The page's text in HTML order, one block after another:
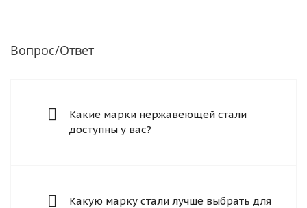
Вопрос/Ответ
Какие марки нержавеющей стали
доступны у вас?
Какую марку стали лучше выбрать для